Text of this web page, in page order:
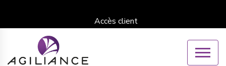
Accès client